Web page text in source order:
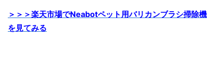
＞＞＞楽天市場でNeabotペット用バリカンブラシ掃除機
を見てみる